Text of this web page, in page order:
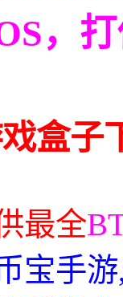
，
盒子
最全
宝手